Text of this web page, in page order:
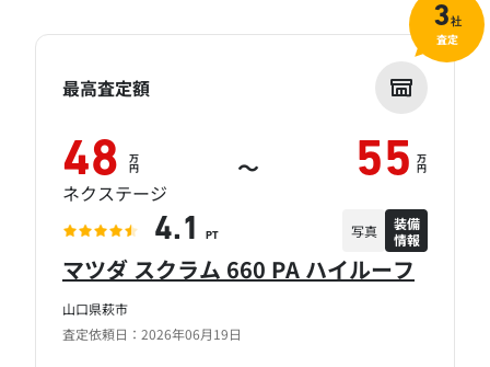
山口県萩市
査定依頼日：2026年06月19日
マツダ スクラム 660 PA ハイルーフ
最高査定額
48 万
円 ～ 55 万
円
ネクステージ
4.1 PT 写真
装備
情報
3社
査定